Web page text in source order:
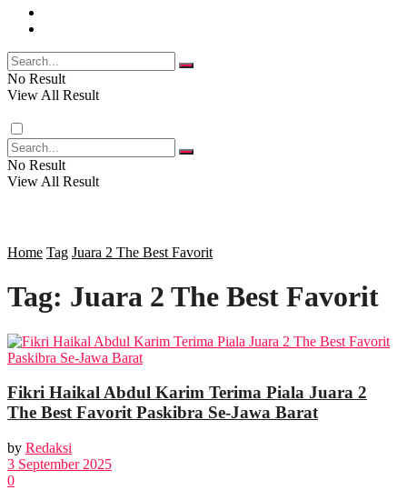
PENDIDIKAN
SOSOK
POLITIK
EKBIS
OPINI
FOTO
No Result
View All Result
No Result
View All Result
Home Tag Juara 2 The Best Favorit
Tag: Juara 2 The Best Favorit
Fikri Haikal Abdul Karim Terima Piala Juara 2
The Best Favorit Paskibra Se-Jawa Barat
by Redaksi
3 September 2025
0